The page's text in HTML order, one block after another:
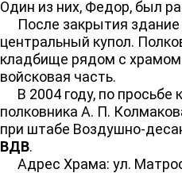
Один из них, Федор, был
После закрытия здание
центральный купол.
кладбище рядом с
войсковая часть.
В 2004 году, по
полковника А. П.
при штабе Воздушно-
ВДВ.
Адрес Храма: ул.